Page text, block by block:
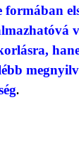
formában
.